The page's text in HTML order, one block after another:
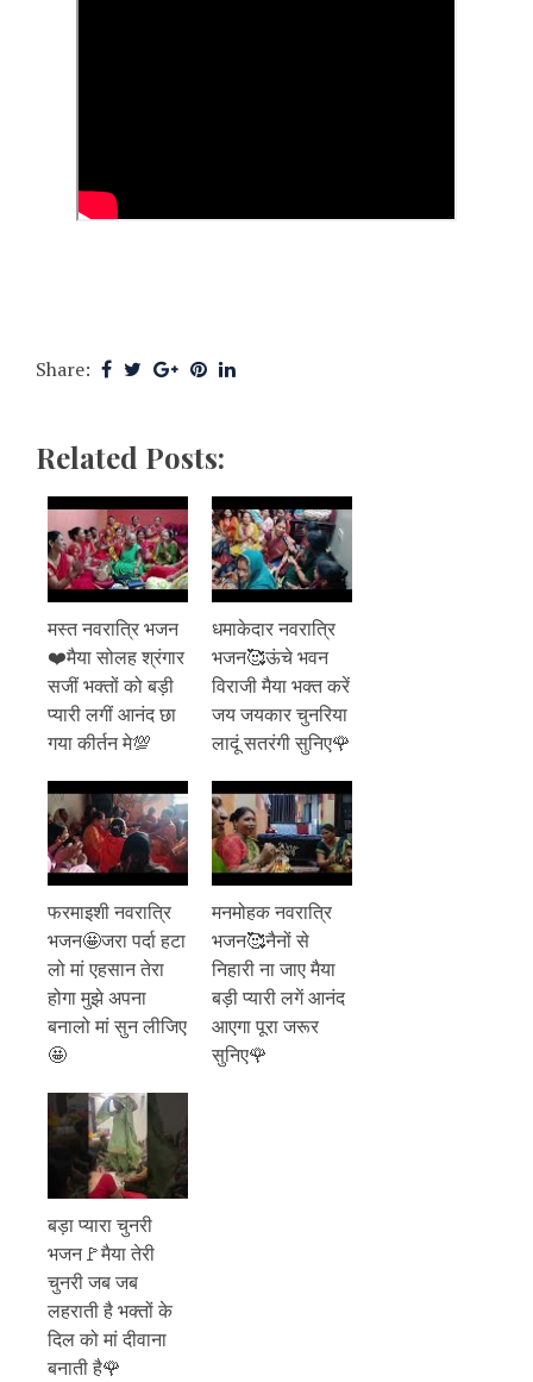
Share:
Related Posts:
मस्त नवरात्रि भजन
❤️मैया सोलह श्रंगार
सजीं भक्तों को बड़ी
प्यारी लगीं आनंद छा
गया कीर्तन मे💯
धमाकेदार नवरात्रि
भजन🥰ऊंचे भवन
विराजी मैया भक्त करें
जय जयकार चुनरिया
लादूं सतरंगी सुनिए🌹
फरमाइशी नवरात्रि
भजन🤩जरा पर्दा हटा
लो मां एहसान तेरा
होगा मुझे अपना
बनालो मां सुन लीजिए
🤩
मनमोहक नवरात्रि
भजन🥰नैनों से
निहारी ना जाए मैया
बड़ी प्यारी लगें आनंद
आएगा पूरा जरूर
सुनिए🌹
बड़ा प्यारा चुनरी
भजन🚩मैया तेरी
चुनरी जब जब
लहराती है भक्तों के
दिल को मां दीवाना
बनाती है🌹